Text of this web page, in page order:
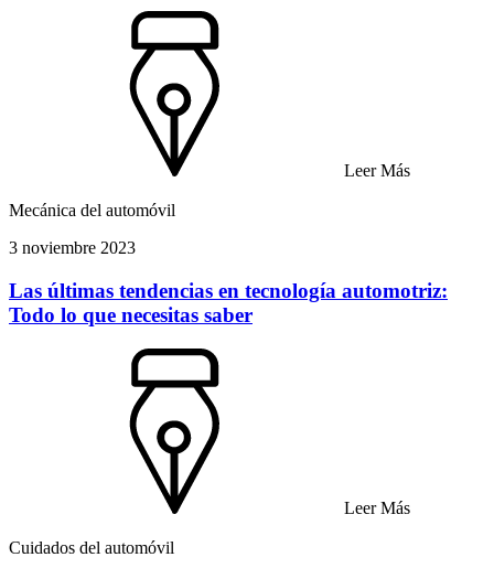
Leer Más
Mecánica del automóvil
3 noviembre 2023
Las últimas tendencias en tecnología automotriz:
Todo lo que necesitas saber
Leer Más
Cuidados del automóvil